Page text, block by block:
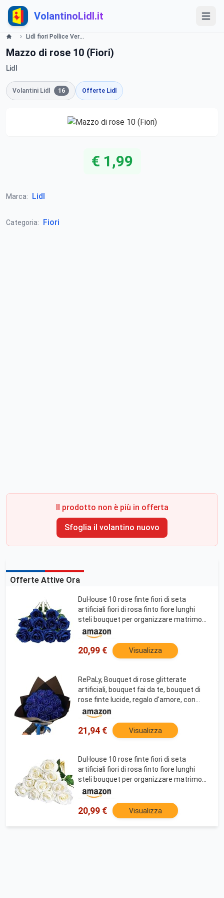
VolantinoLidl.it
Lidl fiori Pollice Verde da lunedì 27 gennaio Lidl
Mazzo di rose 10 (Fiori)
Lidl
Volantini Lidl 16 Offerte Lidl
€ 1,99
Marca: Lidl
Categoria: Fiori
Il prodotto non è più in offerta
Sfoglia il volantino nuovo
Offerte Attive Ora
DuHouse 10 rose finte fiori di seta
artificiali fiori di rosa finto fiore lunghi
steli bouquet per organizzare matrimoni
centrotavola festa casa decorazione
cucina (Blu Reale)
20,99 € Visualizza
RePaLy, Bouquet di rose glitterate
artificiali, bouquet fai da te, bouquet di
rose finte lucide, regalo d'amore, con
glitter rosa, bouquet fai da te, regalo per
San Valentino (colore blu, 20 pezzi)
21,94 € Visualizza
DuHouse 10 rose finte fiori di seta
artificiali fiori di rosa finto fiore lunghi
steli bouquet per organizzare matrimoni
centrotavola festa casa decorazione
cucina (bianco sporco)
20,99 € Visualizza